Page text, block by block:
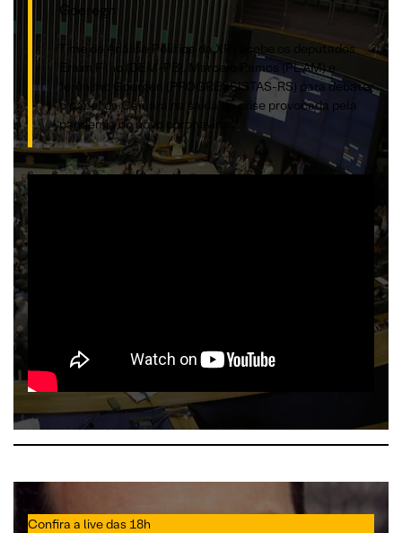
Goeregn
Time de Análise Política da XP recebe os deputados
Eraim Filho (DEM-PB), Marcelo Ramos (PL-AM) e
Jerônimo Goergen (PROGRESSISTAS-RS) para debater
o papel da Câmara na saída da crise provocada pela
pandemia do novo coronavírus.
Confira a live das 18h